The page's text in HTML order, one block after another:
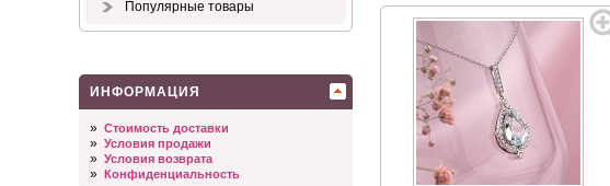
Популярные товары
ИНФОРМАЦИЯ
» Стоимость доставки
» Условия продажи
» Условия возврата
» Конфиденциальность